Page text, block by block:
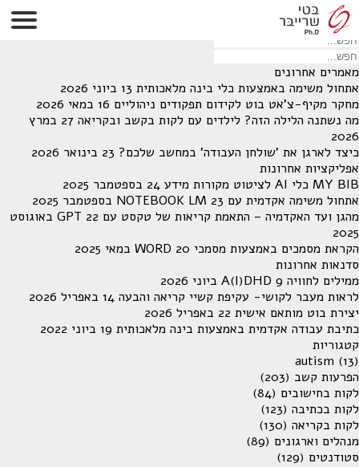
לא נמצאו תוצאות תחת קטגוריה זו.
מחפש משהו מסויים? השתמש בחיפוש
מאמרים אחרונים
אתחול משימה באמצעות כלי בינה מלאכותית 13 ביוני 2026
מחקר מקיף-צ'אט בוט לקידום תפקודים ניהוליים 16 במאי 2026
מה נשתנה הלילה הזה? לילדים עם לקות בקשב ובקריאה
27 במרץ
2026
כיצד לארגן את 'שולחן העבודה' במחשב שלכם? 23 בינואר 2026
אפליקציות אחרונות
MY BIB כלי AI לציטוט מקורות מידע
24 בספטמבר 2025
אתחול משימה אקדמית עם NOTEBOOK LM 23 בספטמבר 2025
מהגן ועד האקדמיה – התאמת קריאות של טקסט עם GPT
22 באוגוסט
2025
הקראת מסמכים באמצעות מסמכי WORD 20 במאי 2025
סדנאות אחרונות
ממילים לחוויה A(I)DHD 9 ביוני 2026
לראות מעבר לקושי- עקיפת קשיי קריאה והבעה 14 באפריל 2026
יצירת בוט מותאם אישית 22 באפריל 2026
כתיבת עבודה אקדמית באמצעות בינה מלאכותית 19 ביוני 2022
קטגוריות
autism (13)
הפרעות קשב (203)
לקות בחישובים (84)
לקות בכתיבה (123)
לקות בקריאה (130)
מנהלים וארגונים (89)
סטודנטים (129)